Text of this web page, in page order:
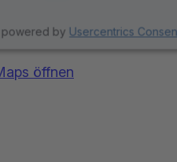
powered by Usercentrics
öffnen